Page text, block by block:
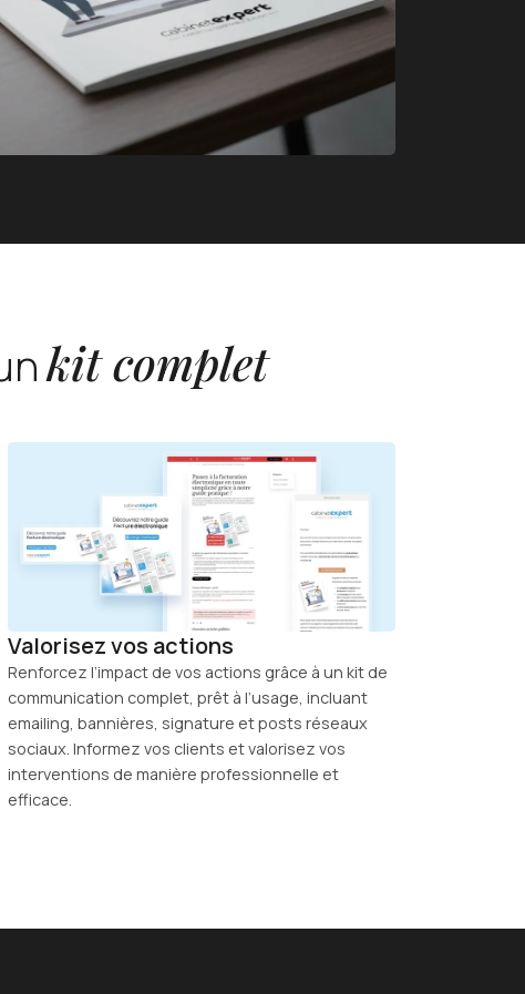
d’une identité de marque - Coxper
kit complet
Valorisez vos actions
Renforcez l’impact de vos actions grâce à un kit de
communication complet, prêt à l’usage, incluant
emailing, bannières, signature et posts réseaux
sociaux. Informez vos clients et valorisez vos
interventions de manière professionnelle et
efficace.